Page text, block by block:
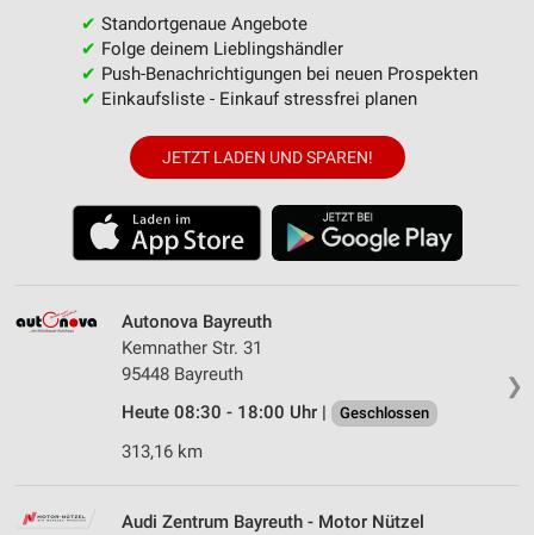
✔ Standortgenaue Angebote
✔ Folge deinem Lieblingshändler
✔ Push-Benachrichtigungen bei neuen Prospekten
✔ Einkaufsliste - Einkauf stressfrei planen
JETZT LADEN UND SPAREN!
❯
Autonova Bayreuth
Kemnather Str. 31
95448 Bayreuth
Heute 08:30 - 18:00 Uhr |
Geschlossen
313,16 km
Audi Zentrum Bayreuth - Motor Nützel